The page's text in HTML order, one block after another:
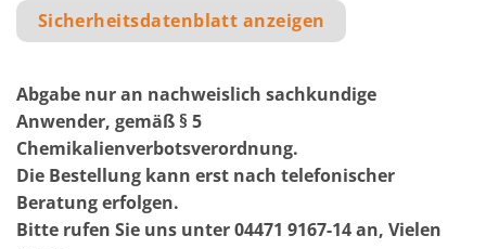
Sicherheitsdatenblatt anzeigen
Abgabe nur an nachweislich sachkundige
Anwender, gemäß § 5
Chemikalienverbotsverordnung.
Die Bestellung kann erst nach telefonischer
Beratung erfolgen.
Bitte rufen Sie uns unter 04471 9167-14 an, Vielen